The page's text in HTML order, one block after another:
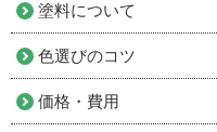
塗料について
色選びのコツ
価格・費用